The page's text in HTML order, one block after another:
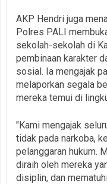
AKP Hendri juga
Polres PALI
sekolah-sekolah di
pembinaan karakter
sosial. Ia mengajak
melaporkan segala
mereka temui di
"Kami mengajak
tidak pada narkoba,
pelanggaran hukum.
diraih oleh mereka
disiplin, dan